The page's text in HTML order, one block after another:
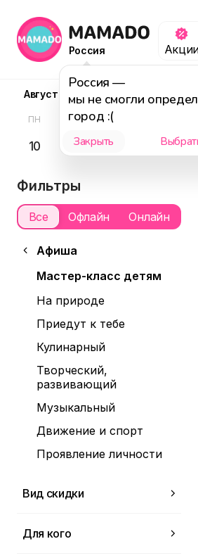
Россия
Россия —
мы не смогли
город :(
Закрыть
Август
ПН
10
ВТ
11
СР
13
Фильтры
Все Офлайн Онлайн
Афиша
Мастер-класс детям
На природе
Приедут к тебе
Кулинарный
Творческий,
развивающий
Музыкальный
Движение и спорт
Проявление личности
Вид скидки
Акция
Для кого